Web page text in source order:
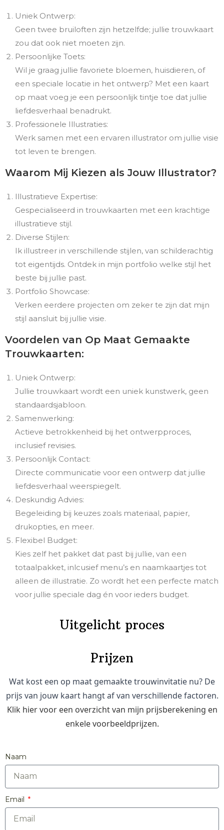
Uniek Ontwerp:
Geen twee bruiloften zijn hetzelfde; jullie trouwkaart
zou dat ook niet moeten zijn.
Persoonlijke Toets:
Wil je graag jullie favoriete bloemen, huisdieren, of
een speciale locatie in het ontwerp? Met een kaart
op maat voeg je een persoonlijk tintje toe dat jullie
liefdesverhaal benadrukt.
Professionele Illustraties:
Werk samen met een ervaren illustrator om jullie visie
tot leven te brengen.
Waarom Mij Kiezen als Jouw Illustrator?
Illustratieve Expertise:
Gespecialiseerd in trouwkaarten met een krachtige
illustratieve stijl.
Diverse Stijlen:
Ik illustreer in verschillende stijlen, van schilderachtig
tot eigentijds. Ontdek in mijn portfolio welke stijl het
beste bij jullie past.
Portfolio Showcase:
Verken eerdere projecten om zeker te zijn dat mijn
stijl aansluit bij jullie visie.
Voordelen van Op Maat Gemaakte
Trouwkaarten:
Uniek Ontwerp:
Jullie trouwkaart wordt een uniek kunstwerk, geen
standaardsjabloon.
Samenwerking:
Actieve betrokkenheid bij het ontwerpproces,
inclusief revisies.
Persoonlijk Contact:
Directe communicatie voor een ontwerp dat jullie
liefdesverhaal weerspiegelt.
Deskundig Advies:
Begeleiding bij keuzes zoals materiaal, papier,
drukopties, en meer.
Flexibel Budget:
Kies zelf het pakket dat past bij jullie, van een
totaalpakket, inlcusief menu’s en naamkaartjes tot
alleen de illustratie. Zo wordt het een perfecte match
voor jullie speciale dag én voor ieders budget.
Uitgelicht proces
Achterkant Van
Theatervouw
Theatervouw
trouwinvitatie
Binnenkant
Theatervouw
Digitale Save The
Date
Prijzen
Wat kost een op maat gemaakte trouwinvitatie nu? De
prijs van jouw kaart hangt af van verschillende factoren.
Klik hier voor een overzicht van mijn prijsberekening en
enkele voorbeeldprijzen.
Naam
Email